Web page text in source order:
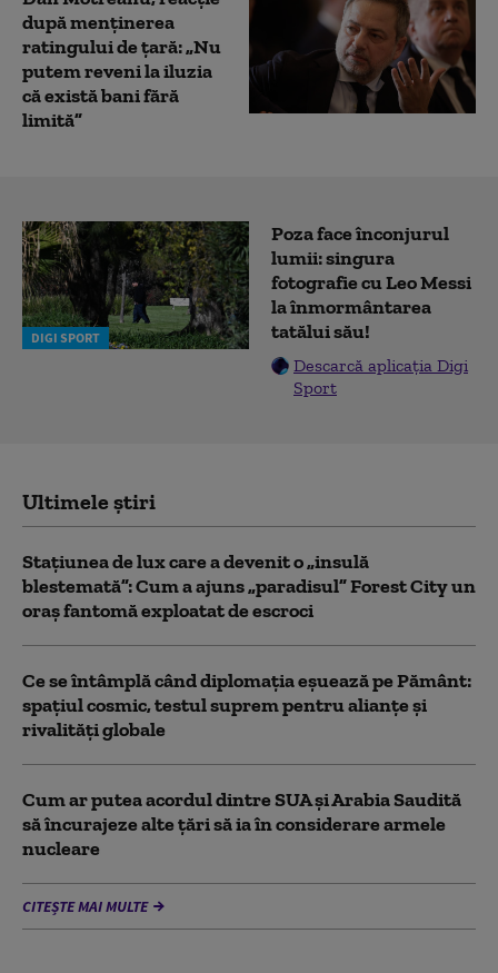
după menținerea
ratingului de țară: „Nu
putem reveni la iluzia
că există bani fără
limită”
DIGI SPORT
Poza face înconjurul
lumii: singura
fotografie cu Leo Messi
la înmormântarea
tatălui său!
Descarcă aplicația Digi
Sport
Ultimele știri
Stațiunea de lux care a devenit o „insulă
blestemată”: Cum a ajuns „paradisul” Forest City un
oraș fantomă exploatat de escroci
Ce se întâmplă când diplomația eșuează pe Pământ:
spațiul cosmic, testul suprem pentru alianțe și
rivalități globale
Cum ar putea acordul dintre SUA și Arabia Saudită
să încurajeze alte țări să ia în considerare armele
nucleare
CITEȘTE MAI MULTE